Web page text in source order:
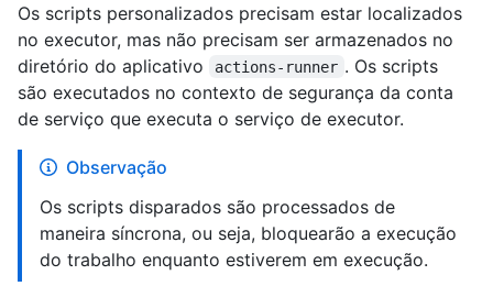
Os scripts personalizados precisam estar localizados
no executor, mas não precisam ser armazenados no
diretório do aplicativo
actions-runner . Os scripts
são executados no contexto de segurança da conta
de serviço que executa o serviço de executor.
Observação
Os scripts disparados são processados de
maneira síncrona, ou seja, bloquearão a execução
do trabalho enquanto estiverem em execução.